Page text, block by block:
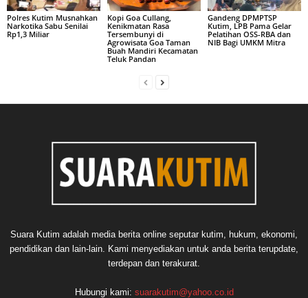
Polres Kutim Musnahkan
Narkotika Sabu Senilai
Rp1,3 Miliar
Kopi Goa Cullang,
Kenikmatan Rasa
Tersembunyi di
Agrowisata Goa Taman
Buah Mandiri Kecamatan
Teluk Pandan
Gandeng DPMPTSP
Kutim, LPB Pama Gelar
Pelatihan OSS-RBA dan
NIB Bagi UMKM Mitra
Suara Kutim adalah media berita online seputar kutim, hukum, ekonomi,
pendidikan dan lain-lain. Kami menyediakan untuk anda berita terupdate,
terdepan dan terakurat.
Hubungi kami: suarakutim@yahoo.co.id